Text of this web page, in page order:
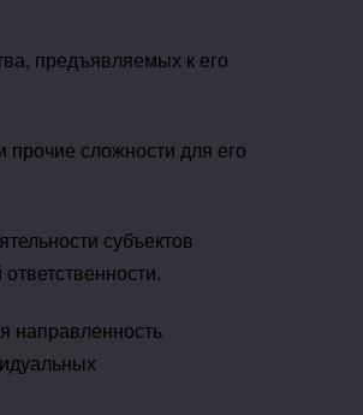
предъявляемых к его
прочие сложности для его
субъектов
направленность